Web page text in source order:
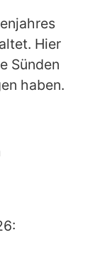
Hier
Sünden
haben.